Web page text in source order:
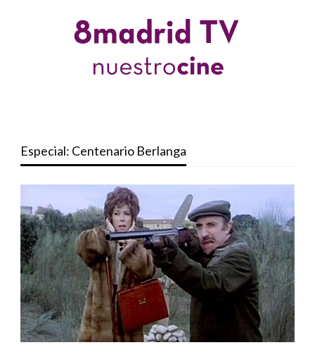
Especial: Centenario Berlanga